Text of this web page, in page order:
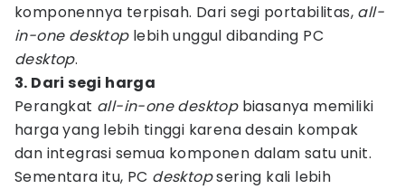
komponennya terpisah. Dari segi portabilitas, all-
in-one desktoplebih unggul dibanding PC
desktop.
3. Dari segi harga
Perangkat all-in-one desktopbiasanya memiliki
harga yang lebih tinggi karena desain kompak
dan integrasi semua komponen dalam satu unit.
Sementara itu, PC desktopsering kali lebih